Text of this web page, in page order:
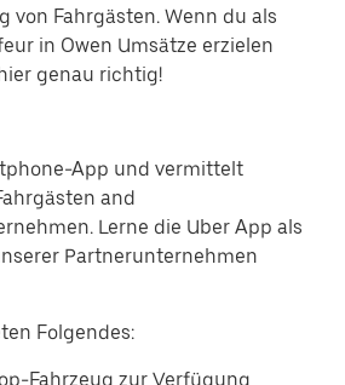
von Fahrgästen. Wenn du als
in Owen Umsätze erzielen
genau richtig!
App und vermittelt
and
Lerne die Uber App als
Partnerunternehmen
Folgendes:
Fahrzeug zur Verfügung